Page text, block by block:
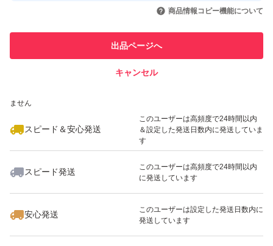
引を完了させた実績があります
での取引実績があります
ません
スピード＆安心発送
このユーザーは高頻度で24時間以内
＆設定した発送日数内に発送していま
す
スピード発送
このユーザーは高頻度で24時間以内
に発送しています
安心発送
このユーザーは設定した発送日数内に
発送しています
商品情報コピー機能について
出品ページへ
キャンセル
いいね！
2,500